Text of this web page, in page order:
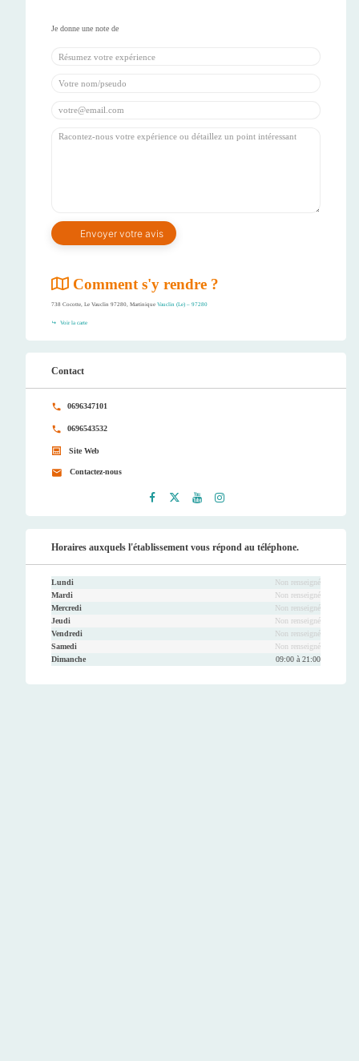
Comment s'y rendre ?
738 Cocotte, Le Vauclin 97280, Martinique Vauclin (Le) – 97280
Voir la carte
Contact
0696347101
0696543532
Site Web
Contactez-nous
ook
er
be
ram
Horaires auxquels l'établissement vous répond au téléphone.
Lundi
Non renseigné
Mardi
Non renseigné
Mercredi
Non renseigné
Jeudi
Non renseigné
Vendredi
Non renseigné
Samedi
Non renseigné
Dimanche
09:00 à 21:00